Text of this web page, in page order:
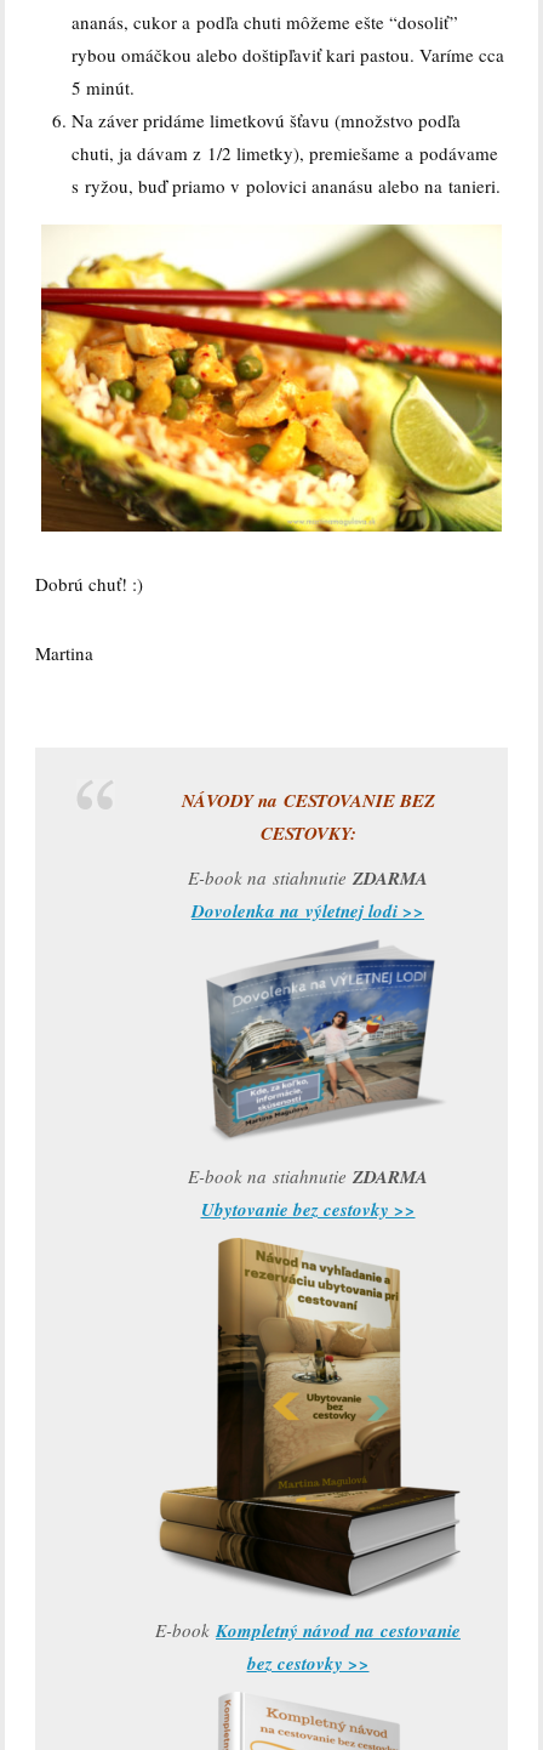
ananás, cukor a podľa chuti môžeme ešte “dosoliť”
rybou omáčkou alebo doštipľaviť kari pastou. Varíme cca
5 minút.
Na záver pridáme limetkovú šťavu (množstvo podľa
chuti, ja dávam z 1/2 limetky), premiešame a podávame
s ryžou, buď priamo v polovici ananásu alebo na tanieri.
Dobrú chuť! :)
Martina
NÁVODY na CESTOVANIE BEZ
CESTOVKY:
E-book na stiahnutie ZDARMA
Dovolenka na výletnej lodi >>
E-book na stiahnutie ZDARMA
Ubytovanie bez cestovky >>
E-bookKompletný návod na cestovanie
bez cestovky >>